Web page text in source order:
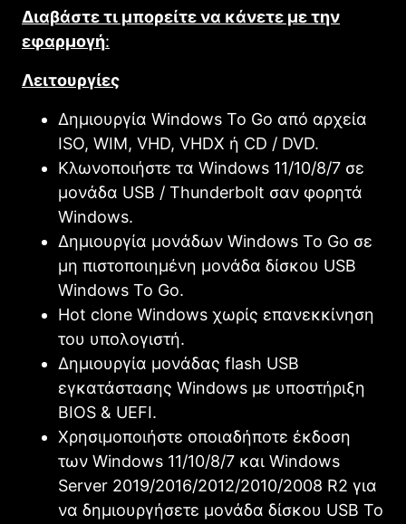
Διαβάστε τι μπορείτε να κάνετε με την
εφαρμογή:
Λειτουργίες
Δημιουργία Windows To Go από αρχεία
ISO, WIM, VHD, VHDX ή CD / DVD.
Κλωνοποιήστε τα Windows 11/10/8/7 σε
μονάδα USB / Thunderbolt σαν φορητά
Windows.
Δημιουργία μονάδων Windows To Go σε
μη πιστοποιημένη μονάδα δίσκου USB
Windows To Go.
Hot clone Windows χωρίς επανεκκίνηση
του υπολογιστή.
Δημιουργία μονάδας flash USB
εγκατάστασης Windows με υποστήριξη
BIOS & UEFI.
Χρησιμοποιήστε οποιαδήποτε έκδοση
των Windows 11/10/8/7 και Windows
Server 2019/2016/2012/2010/2008 R2 για
να δημιουργήσετε μονάδα δίσκου USB To